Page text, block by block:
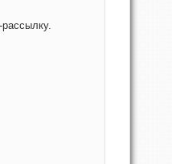
спам-рассылку.